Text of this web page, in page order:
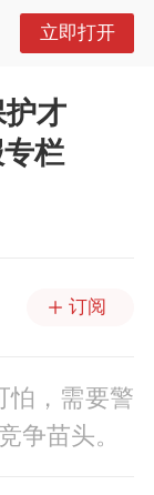
立即打开
才
栏
订阅
怕，需要警
争苗头。